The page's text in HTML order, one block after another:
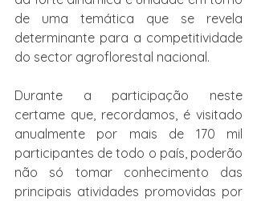
de uma temática que se revela
determinante para a competitividade
do sector agroflorestal nacional.
Durante a participação neste
certame que, recordamos, é visitado
anualmente por mais de 170 mil
participantes de todo o país, poderão
não só tomar conhecimento das
principais atividades promovidas por